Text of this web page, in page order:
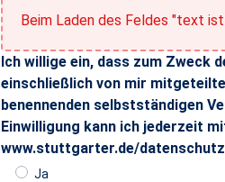
Beim Laden des Feldes "text
Ich willige ein, dass zum Zweck
einschließlich von mir
benennenden selbstständigen
Einwilligung kann ich jederzeit
www.stuttgarter.de/datenschutz
Ja